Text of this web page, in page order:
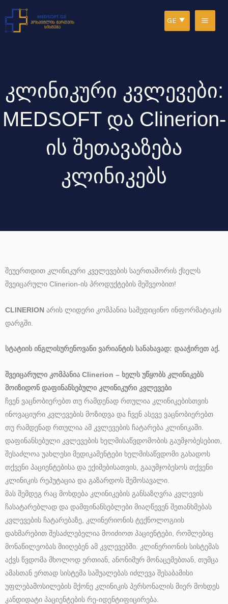
Skip
to
GE
კლინიკური კვლევები:
MEDSOFT და Clinerion-
ის შეთავაზება
კლინიკებს
შეუერთდით კლინიკური კველევების საერთაშორის ქსელს
შვეიცარული Clinerion-ის პროდუქტების მეშვეობით!
CLINERION არის ლიდერი კომპანია სამედიცინო ინფორმატიკის
დარგში.
სტატიის ინგლისურენოვანი ვარიანტის სანახავად: დააჭირეთ აქ.
შვეიცარული კომპანია Clinerion – ხელს უწყობს კლინიკებს
მოიზიდონ დაფინანსებული კლინიკური კვლევები
ჩვენ ვაცნობიერებთ თუ რამდენად რთულია კლინიკებისთვის
ინოვაციური კვლევების მოზიდვა და ჩვენ ასევე ვაცნობიერებთ
თუ რამდენად რთულია ამ კვლევების ჩატარება კლინიკაში.
დაფინანსებული კვლევების ხელმისაწვდომობის გაუმჯობესებით,
შესაძლოა უახლესი მედიკამენტები ხელმისაწვდომი გახადოს
თქვენი პაციენტებისა და ექიმებისათვის, გააუმჯობესოს თქვენი
კლინიკის რეპუტაცია და გაზარდოს შემოსავალი.
მას შემდეგ რაც მოხდება კლინიკების განსაზღვრა კვლევის
ჩასატარებლად და დამფინანსებლები მიაღწევენ შეთანხმებას
კვლევების ჩატარებაზე, კლინერიონის ტექნოლოგიის
დახმარებით შესაძლებელია მოიძიოთ პაციენტები, რომლებიც
მონაწილეობას მიიღებენ ამ კვლევებში. კლინერიონის სისტემას
აქვს წვდომა მხოლოდ ერთიან, ანონიმურ მონაცემებთან, თუმცა
ამასთან ერთად სისტემა საშუალებას იძლევა შესაბამისი
უფლებამოსილების მქონე კლინიკის პერსონალის მიერ მოხდეს
კანდიდატი პაციენტების რე-იდენტიფიცირება.